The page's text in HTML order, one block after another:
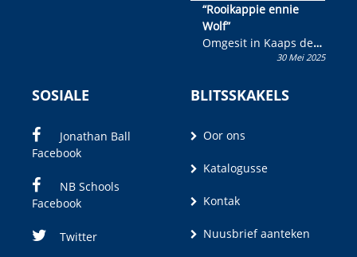
“Rooikappie ennie
Wolf”
Omgesit in Kaaps deur
Olivia M. Coetzee30 Mei 2025
SOSIALE
Jonathan Ball
Facebook
NB Schools
Facebook
Twitter
BLITSSKAKELS
Oor ons
Katalogusse
Kontak
Nuusbrief aanteken